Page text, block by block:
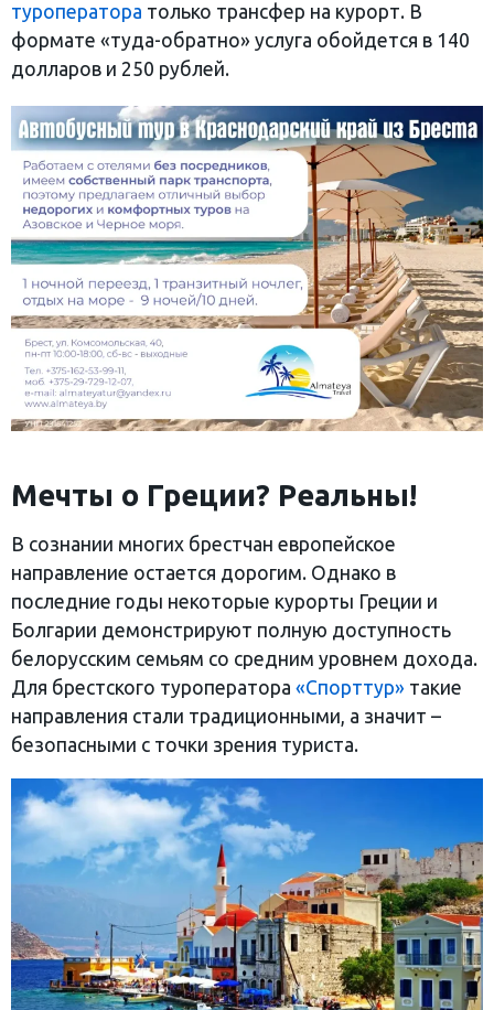
туроператора только трансфер на курорт. В
формате «туда-обратно» услуга обойдется в 140
долларов и 250 рублей.
Мечты о Греции? Реальны!
В сознании многих брестчан европейское
направление остается дорогим. Однако в
последние годы некоторые курорты Греции и
Болгарии демонстрируют полную доступность
белорусским семьям со средним уровнем дохода.
Для брестского туроператора «Спорттур» такие
направления стали традиционными, а значит –
безопасными с точки зрения туриста.